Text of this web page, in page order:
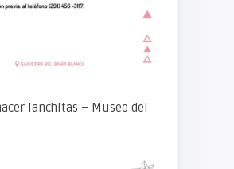
lanchitas – Museo del